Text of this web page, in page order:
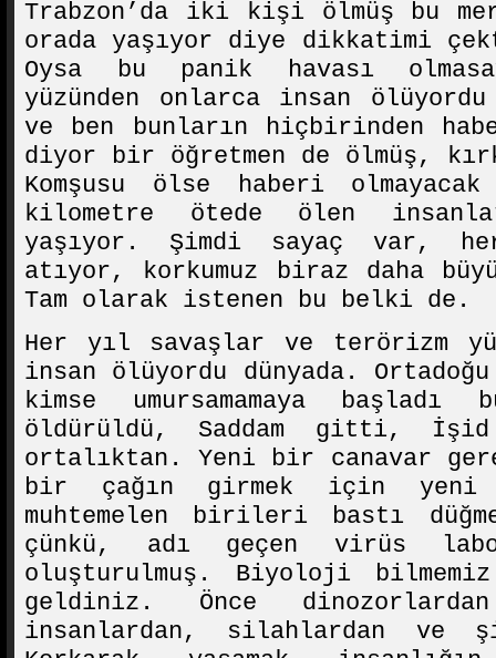
Trabzon’da iki kişi ölmüş bu
orada yaşıyor diye dikkatimi
Oysa bu panik havası
yüzünden onlarca insan
ve ben bunların hiçbirinden
diyor bir öğretmen de ölmüş,
Komşusu ölse haberi
kilometre ötede ölen
yaşıyor. Şimdi sayaç var,
atıyor, korkumuz biraz daha
Tam olarak istenen bu belki de.
Her yıl savaşlar ve terörizm
insan ölüyordu dünyada.
kimse umursamamaya
öldürüldü, Saddam gitti, İşid
ortalıktan. Yeni bir canavar
bir çağın girmek için yeni
muhtemelen birileri bastı
çünkü, adı geçen virüs
oluşturulmuş. Biyoloji
geldiniz. Önce
insanlardan, silahlardan ve